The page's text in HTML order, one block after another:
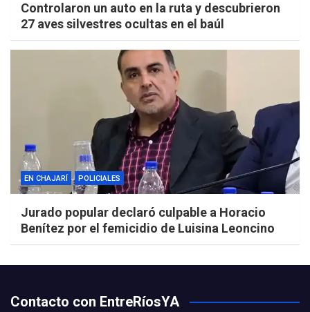
Controlaron un auto en la ruta y descubrieron
27 aves silvestres ocultas en el baúl
EN CHAJARÍ POLICIALES
Jurado popular declaró culpable a Horacio
Benítez por el femicidio de Luisina Leoncino
Contacto con EntreRíosYA